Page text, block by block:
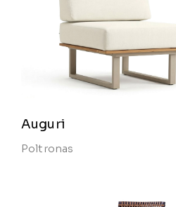
Auguri
Poltronas